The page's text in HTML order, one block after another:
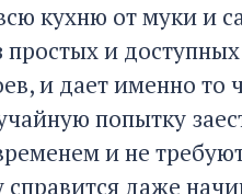
кухню от муки и
и
и дает именно
попытку
и не
даже